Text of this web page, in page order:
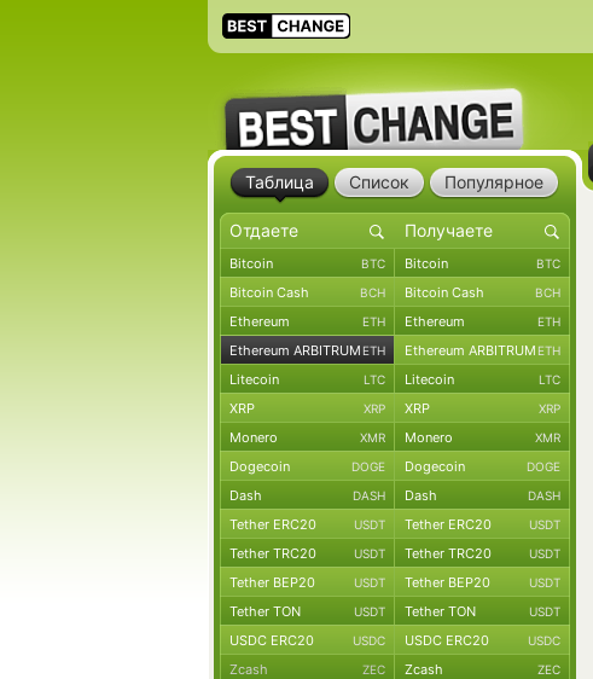
Таблица Список Популярное
Bitcoin BTC Bitcoin BTC
Bitcoin Cash BCH Bitcoin Cash BCH
Ethereum ETH Ethereum ETH
Ethereum ARBITRUM ETH Ethereum ARBITRUM ETH
Litecoin LTC Litecoin LTC
XRP XRP XRP XRP
Monero XMR Monero XMR
Dogecoin DOGE Dogecoin DOGE
Dash DASH Dash DASH
Tether ERC20 USDT Tether ERC20 USDT
Tether TRC20 USDT Tether TRC20 USDT
Tether BEP20 USDT Tether BEP20 USDT
Tether TON USDT Tether TON USDT
USDC ERC20 USDC USDC ERC20 USDC
Zcash ZEC Zcash ZEC